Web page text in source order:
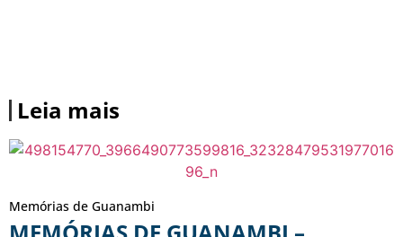
Leia mais
Memórias de Guanambi